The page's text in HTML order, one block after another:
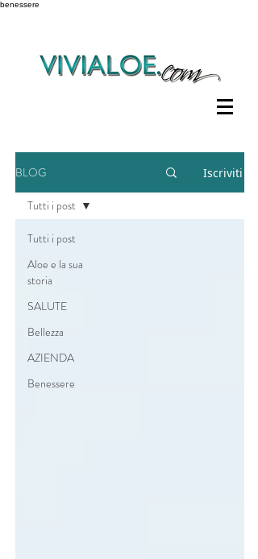
benessere
BLOG Iscriviti
Tutti i post
Aloe e la sua
storia
SALUTE
Bellezza
AZIENDA
Benessere
Tutti i post